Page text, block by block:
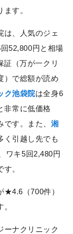
す。
は、人気のジェ
52,800円と相場
証（万が一クリ
）で総額が読め
ク池袋院は全身6
非常に低価格
す。また、 湘
く引越し先でも
ワキ5回2,480円
。
★4.6（700件）
ーナクリニック